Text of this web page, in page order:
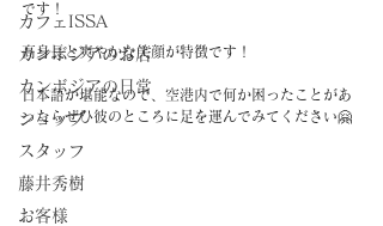
カフェISSA
カンボジアのお店
カンボジアの日常
ショップ
スタッフ
藤井秀樹
お客様
です！
高身長と爽やかな笑顔が特徴です！
日本語が堪能なので、空港内で何か困ったことがあ
ったらぜひ彼のところに足を運んでみてください🤗